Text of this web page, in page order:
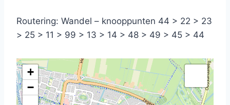
Routering: Wandel – knooppunten 44 > 22 > 23
> 25 > 11 > 99 > 13 > 14 > 48 > 49 > 45 > 44
+
−